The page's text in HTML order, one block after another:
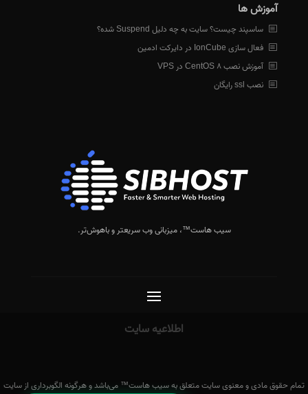
آموزش ها
ساسپند چیست؟ سایت به چه دلیل Suspend شده؟
فعال سازی IonCube در دایرکت ادمین
آموزش نصب CentOS 8 در VPS
نصب ssl رایگان
سیب هاست™، میزبانی وب سریعتر و باهوش‌تر.
اطلاعیه سایت
تمام حقوق مادی و معنوی سایت متعلق به سیب هاست™ می‌باشد و هرگونه الگوبرداری از سایت